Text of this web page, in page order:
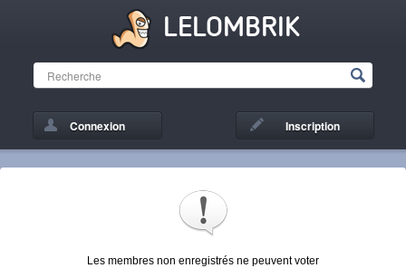
LELOMBRIK
Connexion Inscription
Les membres non enregistrés ne peuvent voter